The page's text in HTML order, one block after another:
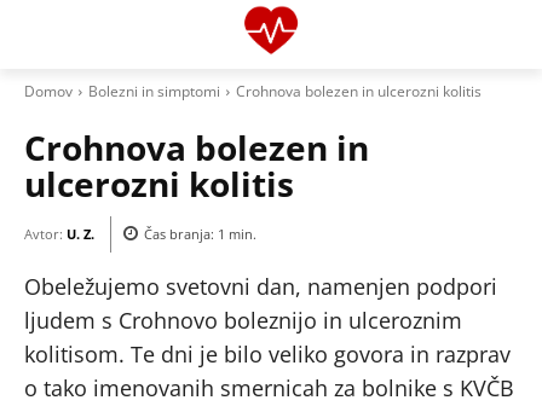
Domov Bolezni in simptomi Crohnova bolezen in ulcerozni kolitis
Crohnova bolezen in
ulcerozni kolitis
Avtor: U. Z. Čas branja: 1 min.
Obeležujemo svetovni dan, namenjen podpori
ljudem s Crohnovo boleznijo in ulceroznim
kolitisom. Te dni je bilo veliko govora in razprav
o tako imenovanih smernicah za bolnike s KVČB